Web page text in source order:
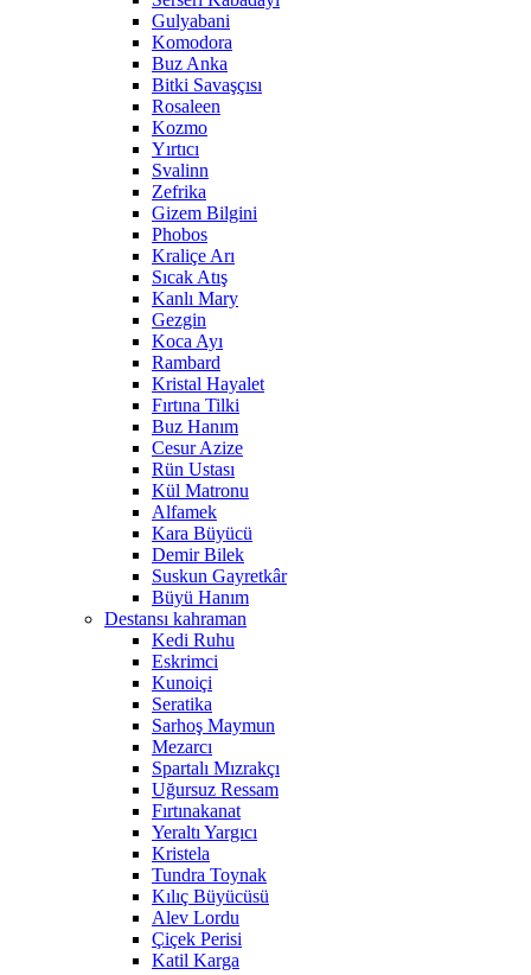
Gulyabani
Komodora
Buz Anka
Bitki Savaşçısı
Rosaleen
Kozmo
Yırtıcı
Svalinn
Zefrika
Gizem Bilgini
Phobos
Kraliçe Arı
Sıcak Atış
Kanlı Mary
Gezgin
Koca Ayı
Rambard
Kristal Hayalet
Fırtına Tilki
Buz Hanım
Cesur Azize
Rün Ustası
Kül Matronu
Alfamek
Kara Büyücü
Demir Bilek
Suskun Gayretkâr
Büyü Hanım
Destansı kahraman
Kedi Ruhu
Eskrimci
Kunoiçi
Seratika
Sarhoş Maymun
Mezarcı
Spartalı Mızrakçı
Uğursuz Ressam
Fırtınakanat
Yeraltı Yargıcı
Kristela
Tundra Toynak
Kılıç Büyücüsü
Alev Lordu
Çiçek Perisi
Katil Karga